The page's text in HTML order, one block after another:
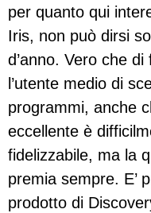
per quanto qui
Iris, non può dirsi
d’anno. Vero che
l’utente medio di
programmi, anche
eccellente è
fidelizzabile, ma la
premia sempre. E’
prodotto di